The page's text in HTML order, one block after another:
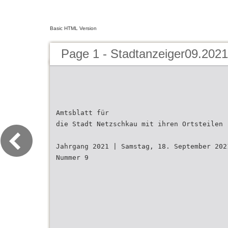
Basic HTML Version
Page 1 - Stadtanzeiger09.2021
Amtsblatt für
die Stadt Netzschkau mit ihren Ortsteilen
Jahrgang 2021 | Samstag, 18. September
Nummer 9